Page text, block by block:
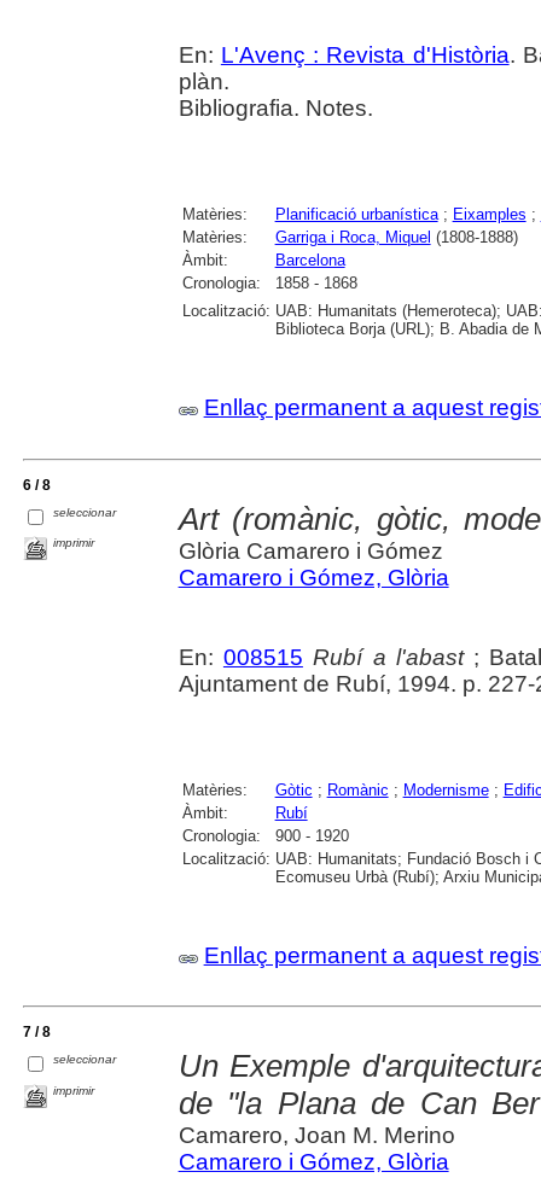
En: L'Avenç : Revista d'Història.
plàn.
Bibliografia. Notes.
Matèries: Planificació urbanística; Eixamples ;
Matèries:
Garriga i Roca, Miquel (1808-1888)
Àmbit:
Barcelona
Cronologia:
1858 - 1868
Localització: UAB: Humanitats (Hemeroteca);
Biblioteca Borja (URL); B. Abadia de
Enllaç permanent a aquest
6 / 8
seleccionar
imprimir
Art (romànic, gòtic,
Glòria Camarero i Gómez
Camarero i Gómez, Glòria
En: 008515 Rubí a l'abast;
Ajuntament de Rubí, 1994. p. 227-
Matèries: Gòtic ; Romànic ; Modernisme;
Àmbit:
Rubí
Cronologia:
900 - 1920
Localització: UAB: Humanitats; Fundació Bosch i
Ecomuseu Urbà (Rubí); Arxiu
Enllaç permanent a aquest
7 / 8
seleccionar
imprimir
Un Exemple
de "la Plana de Can
Camarero, Joan M. Merino
Camarero i Gómez, Glòria